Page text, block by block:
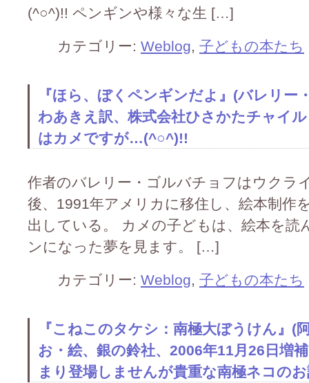
(^○^)!! ペンギンや様々な生 […]
カテゴリー: Weblog, 子どもの本たち
『ほら、ぼくペンギンだよ』(バレリー
わあきえ訳、株式会社ひさかたチャイ
はカメですが…(^○^)!!
作者のバレリー・ゴルバチョフはウクラ
後、1991年アメリカに移住し、絵本制作
出している。 カメの子どもは、絵本を読
ンになった夢を見ます。 […]
カテゴリー: Weblog, 子どもの本たち
『こねこのタケシ：南極大ぼうけん』(
お・絵、銀の鈴社、2006年11月26日増
まり登場しませんが貴重な南極ネコの